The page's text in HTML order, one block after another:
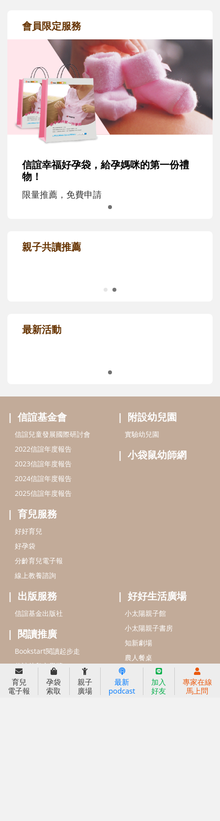
會員限定服務
信誼幸福好孕袋，給孕媽咪的第一份禮
物！
限量推薦，免費申請
親子共讀推薦
最新活動
信誼基金會
信誼兒童發展國際研討會
2022信誼年度報告
2023信誼年度報告
2024信誼年度報告
2025信誼年度報告
育兒服務
好好育兒
好孕袋
分齡育兒電子報
線上教養諮詢
附設幼兒園
實驗幼兒園
小袋鼠幼師網
出版服務
信誼基金出版社
閱讀推廣
Bookstart閱讀起步走
信誼幼兒文學獎
信誼兒童動畫獎
小袋鼠說故事劇團
好好生活廣場
小太陽親子館
小太陽親子書房
知新劇場
農人餐桌
Green & Safe
育兒
電子報
孕袋
索取
親子
廣場
最新
podcast
加入
好友
專家在線
馬上問